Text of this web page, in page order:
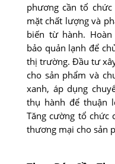
phương cần tổ
mặt chất lượng và
biến từ hành.
bảo quản lạnh để
thị trường. Ðầu tư
cho sản phẩm và
xanh, áp dụng
thụ hành để thuận
Tăng cường tổ chức
thương mại cho sản